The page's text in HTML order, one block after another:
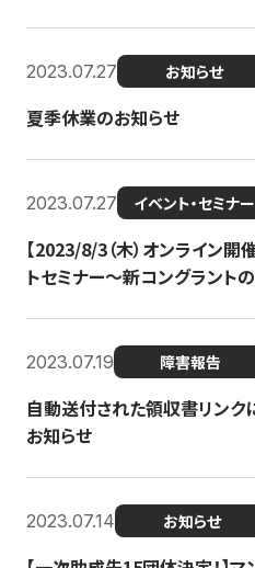
2023.07.27 お知らせ
夏季休業のお知らせ
2023.07.27 イベント・セミナー
【2023/8/3（木）オンライン開
トセミナー〜新コングラント
2023.07.19 障害報告
自動送付された領収書リンク
お知らせ
2023.07.14 お知らせ